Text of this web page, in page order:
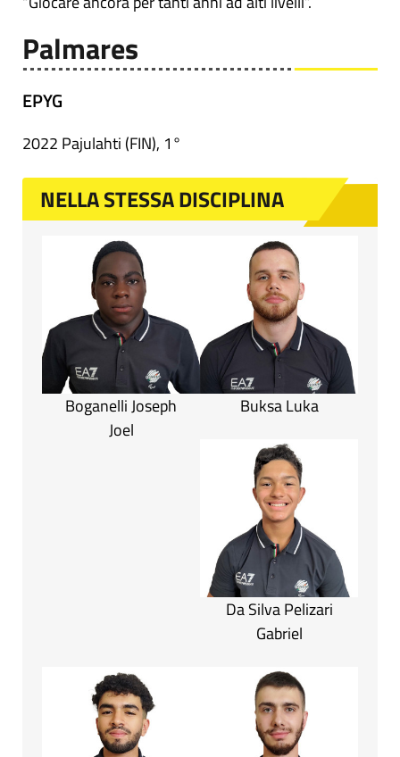
Palmares
EPYG
2022 Pajulahti (FIN), 1°
NELLA STESSA DISCIPLINA
Boganelli Joseph
Joel
Buksa Luka
Da Silva Pelizari
Gabriel